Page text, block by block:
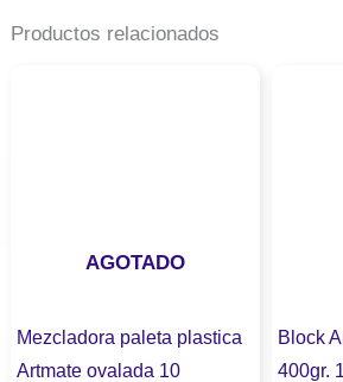
Productos relacionados
AGOTADO
Mezcladora paleta plastica
Artmate ovalada 10
Block
400gr.